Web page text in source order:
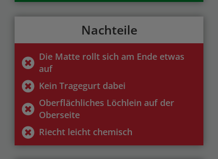
Nachteile
Die Matte rollt sich am Ende etwas
auf
Kein Tragegurt dabei
Oberflächliches Löchlein auf der
Oberseite
Riecht leicht chemisch